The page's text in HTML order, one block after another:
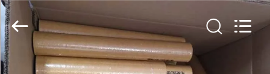
বাড়ি
2026
HUATAO
LOVER
LTD.
All
Rights
Reserved.